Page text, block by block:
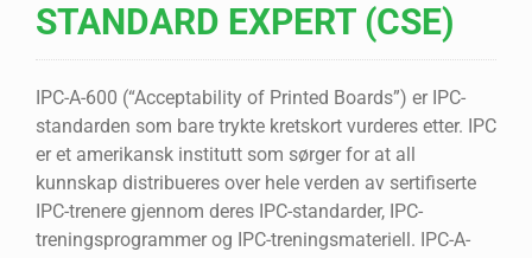
STANDARD EXPERT (CSE)
IPC-A-600 (“Acceptability of Printed Boards”) er IPC-
standarden som bare trykte kretskort vurderes etter. IPC
er et amerikansk institutt som sørger for at all
kunnskap distribueres over hele verden av sertifiserte
IPC-trenere gjennom deres IPC-standarder, IPC-
treningsprogrammer og IPC-treningsmateriell. IPC-A-